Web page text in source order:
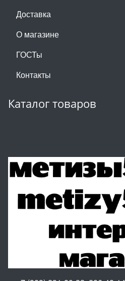
Доставка
О магазине
ГОСТы
Контакты
Каталог товаров